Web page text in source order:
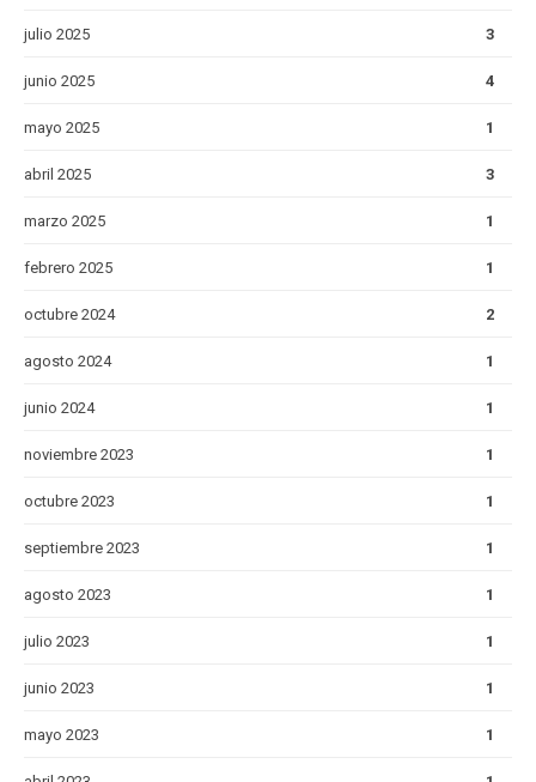
julio 2025 3
junio 2025 4
mayo 2025 1
abril 2025 3
marzo 2025 1
febrero 2025 1
octubre 2024 2
agosto 2024 1
junio 2024 1
noviembre 2023 1
octubre 2023 1
septiembre 2023 1
agosto 2023 1
julio 2023 1
junio 2023 1
mayo 2023 1